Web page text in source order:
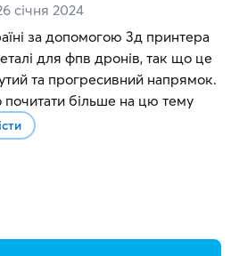
січня 2024
за допомогою 3д принтера
для фпв дронів, так що це
та прогресивний напрямок.
почитати більше на цю тему